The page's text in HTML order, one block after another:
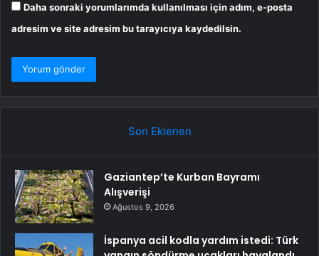
Daha sonraki yorumlarımda kullanılması için adım, e-posta
adresim ve site adresim bu tarayıcıya kaydedilsin.
Son Eklenen
Gaziantep’te Kurban Bayramı
Alışverişi
Ağustos 9, 2026
İspanya acil kodla yardım istedi: Türk